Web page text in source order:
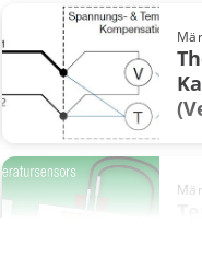
Digitalisation
Druckeinheiten
Druckschalter
Gefahrenbereichen
HART